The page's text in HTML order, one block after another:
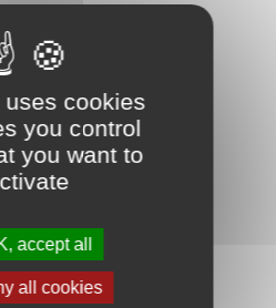
cookies
you control
you want to
accept all
all cookies